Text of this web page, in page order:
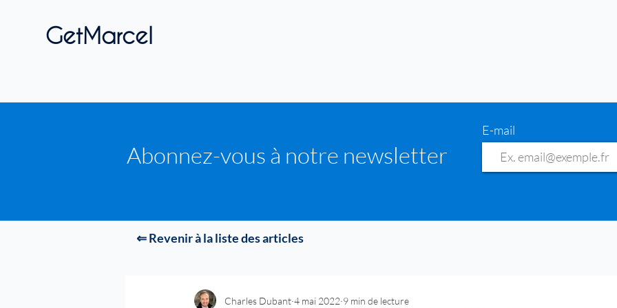
GetMarcel
Abonnez-vous à notre newsletter
E-mail
Charles Dubant 4 mai 2022 9 min de lecture
⇐ Revenir à la liste des articles